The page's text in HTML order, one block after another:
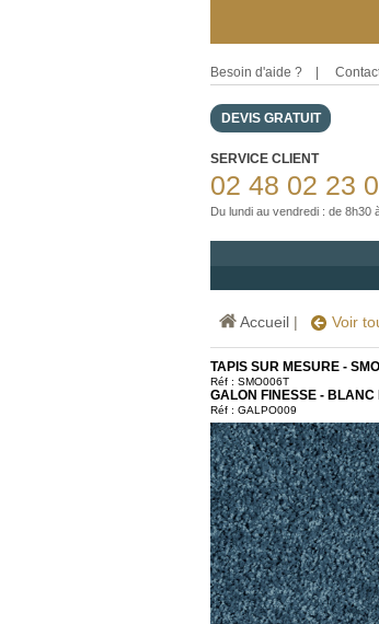
Besoin d'aide ?
DEVIS GRATUIT
SERVICE CLIENT
02 48 02 23
Du lundi au vendredi : de 8h30
Accueil | Voir
TAPIS SUR MESURE -
Réf : SMO006T
GALON FINESSE - BLANC
Réf : GALPO009